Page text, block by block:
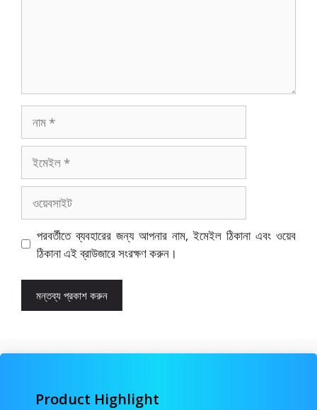
ইমেইল
পরবর্তীতে ব্যবহারের জন্য আপনার নাম, ইমেইল ঠিকানা এবং ওয়েব
ঠিকানা এই ব্রাউজারে সংরক্ষণ করুন।
Product Highlight